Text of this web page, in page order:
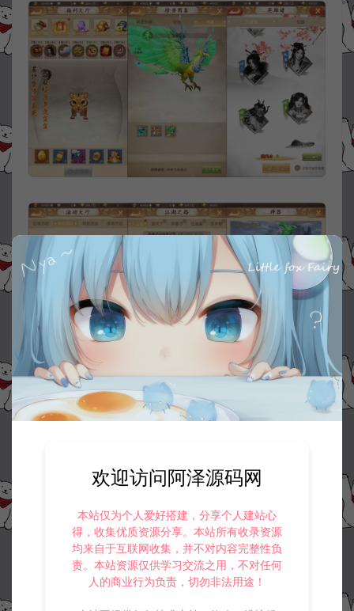
欢迎访问阿泽源码网
本站仅为个人爱好搭建，分享个人建站心
得，收集优质资源分享。本站所有收录资源
均来自于互联网收集，并不对内容完整性负
责。本站资源仅供学习交流之用，不对任何
人的商业行为负责，切勿非法用途！